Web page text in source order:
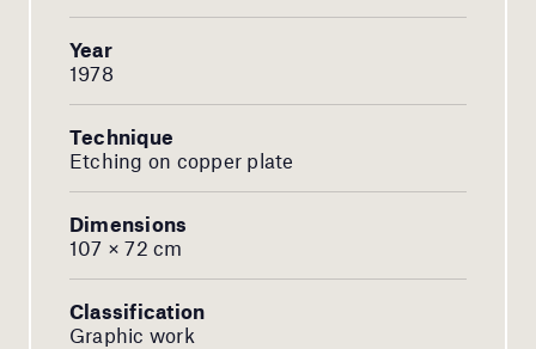
Year
1978
Technique
Etching on copper plate
Dimensions
107 × 72 cm
Classification
Graphic work